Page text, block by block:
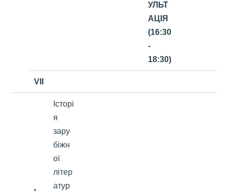
УЛЬТ
АЦІЯ
(16:30
-
18:30)
VII
Історі
я
зару
біжн
ої
літер
атур